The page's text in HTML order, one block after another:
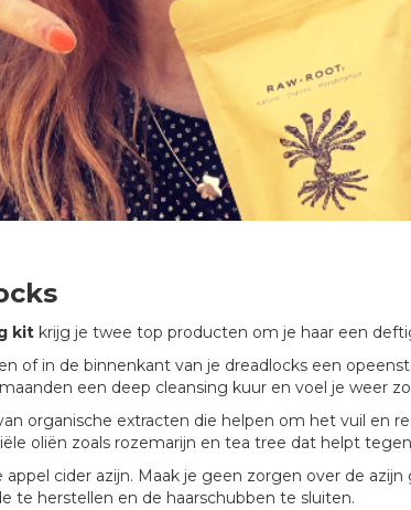
kit krijg je twee top producten om je haar een
of in de binnenkant van je dreadlocks een
een deep cleansing kuur en voel je weer
organische extracten die helpen om het vuil en
oliën zoals rozemarijn en tea tree dat helpt
cider azijn. Maak je geen zorgen over de
te herstellen en de haarschubben te sluiten.